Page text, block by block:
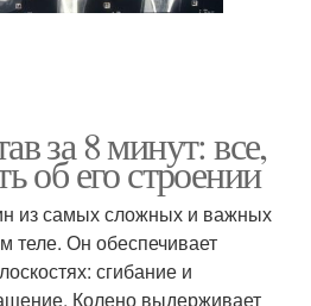
за 8 минут: все,
об его строении
из самых сложных и важных
теле. Он обеспечивает
сгибание и
Колено выдерживает